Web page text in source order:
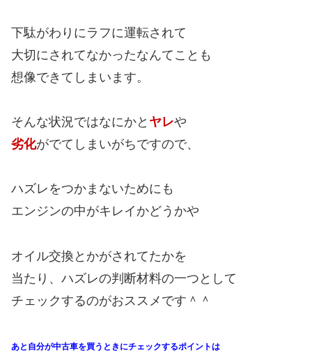
下駄がわりにラフに運転されて
大切にされてなかったなんてことも
想像できてしまいます。
そんな状況ではなにかと ヤレや
劣化がでてしまいがちですので、
ハズレをつかまないためにも
エンジンの中がキレイかどうかや
オイル交換とかがされてたかを
当たり、ハズレの判断材料の一つとして
チェックするのがおススメです＾＾
あと自分が中古車を買うときにチェックするポイントは